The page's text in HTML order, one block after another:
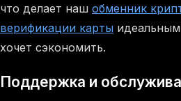
что делает наш обменник
верификации карты
хочет сэкономить.
Поддержка и